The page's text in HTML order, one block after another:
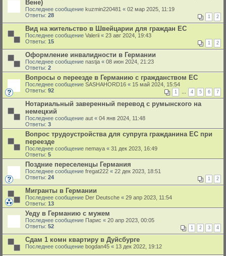
Вене)
Последнее сообщение kuzmin220481 « 02 мар 2025, 11:19
Ответы: 28 1 2
Вид на жительство в Швейцарии для граждан ЕС
Последнее сообщение Valerii « 23 авг 2024, 19:43
Ответы: 15 1 2
Оформление инвалидности в Германии
Последнее сообщение nastja « 08 июн 2024, 21:23
Ответы: 2
Вопросы о переезде в Германию с гражданством ЕС
Последнее сообщение SASHAHORD16 « 15 май 2024, 15:54
Ответы: 92 1 … 4 5 6 7
Нотариальный заверенный перевод с румынского на
немецкий
Последнее сообщение aut « 04 янв 2024, 11:48
Ответы: 3
Вопрос трудоустройства для супруга гражданина ЕС при
переезде
Последнее сообщение nemaya « 31 дек 2023, 16:49
Ответы: 5
Поздние переселенцы Германия
Последнее сообщение fregat222 « 22 дек 2023, 18:51
Ответы: 24 1 2
Мигранты в Германии
Последнее сообщение Der Deutsche « 29 апр 2023, 11:54
Ответы: 13
Уеду в Германию с мужем
Последнее сообщение Парис « 20 апр 2023, 00:05
Ответы: 52 1 2 3 4
Сдам 1 комн квартиру в Дуйсбурге
Последнее сообщение bogdan45 « 13 дек 2022, 19:12